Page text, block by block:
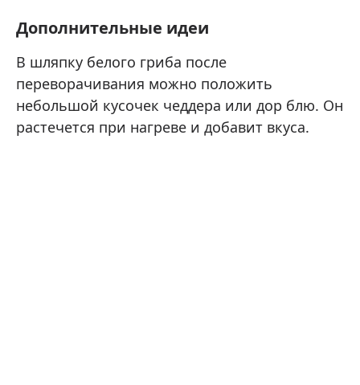
Дополнительные идеи
В шляпку белого гриба после
переворачивания можно положить
небольшой кусочек чеддера или дор блю. Он
растечется при нагреве и добавит вкуса.